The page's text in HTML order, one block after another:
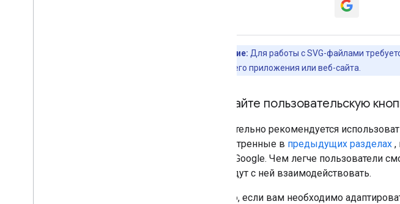
Примечание: Для работы с SVG-файлами
на языке вашего приложения или веб-сайта.
Создайте пользовательскую
Настоятельно рекомендуется
рассмотренные в предыдущих разделах ,
бренд Google. Чем легче пользователи
они будут с ней взаимодействовать.
Однако, если вам необходимо